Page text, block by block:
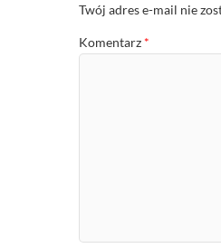
Twój adres e-mail nie
Komentarz *